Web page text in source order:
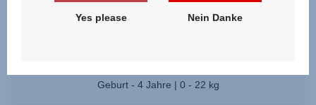
Geburt - 4 Jahre | 0 - 22 kg
Yes please Nein Danke